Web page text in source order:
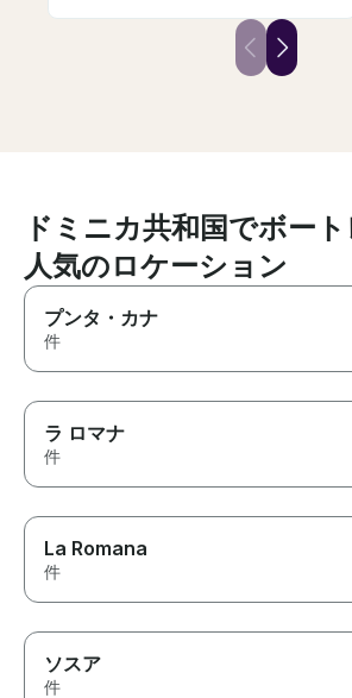
navigate snorkeling. We were a
family reunion of 30 and had
the whole boat to our selves. It
ドミニカ共和国でボー
人気のロケーション
プンタ・カナ
件
ラ ロマナ
件
La Romana
件
ソスア
件